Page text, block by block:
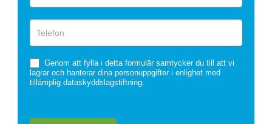
Genom att fylla i detta formulär samtycker du till att vi
lagrar och hanterar dina personuppgifter i enlighet med
tillämplig dataskyddslagstiftning.